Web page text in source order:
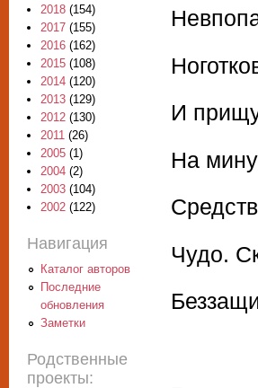
И
На
Чудо.
2018 (154)
2017 (155)
2016 (162)
2015 (108)
2014 (120)
2013 (129)
2012 (130)
2011 (26)
2005 (1)
2004 (2)
2003 (104)
2002 (122)
Навигация
Каталог авторов
Последние
обновления
Заметки
Родственные
проекты: